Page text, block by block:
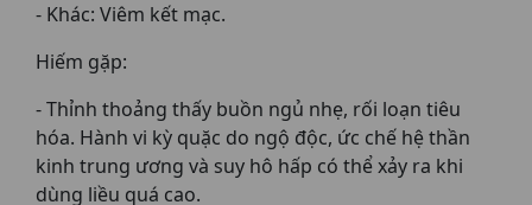
- Khác: Viêm kết mạc.
Hiếm gặp:
- Thỉnh thoảng thấy buồn ngủ nhẹ, rối loạn tiêu
hóa. Hành vi kỳ quặc do ngộ độc, ức chế hệ thần
kinh trung ương và suy hô hấp có thể xảy ra khi
dùng liều quá cao.